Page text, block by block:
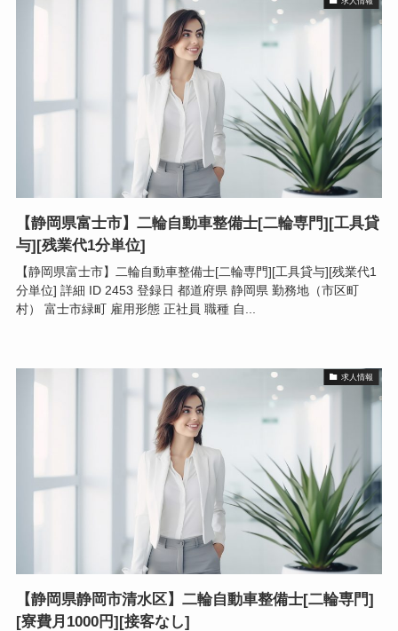
【静岡県富士市】二輪自動車整備士[二輪専門][工具貸
与][残業代1分単位]
【静岡県富士市】二輪自動車整備士[二輪専門][工具貸与][残業代1
分単位] 詳細 ID 2453 登録日 都道府県 静岡県 勤務地（市区町
村） 富士市緑町 雇用形態 正社員 職種 自...
求人情報
【静岡県静岡市清水区】二輪自動車整備士[二輪専門]
[寮費月1000円][接客なし]